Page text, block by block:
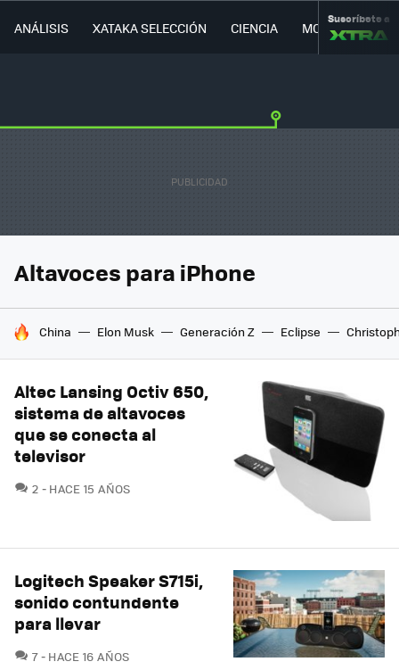
ANÁLISIS XATAKA SELECCIÓN CIENCIA MOVILIDAD
Suscríbete a
Altavoces para iPhone
HOY SE HABLA DE
China Elon Musk Generación Z Eclipse
Altec Lansing Octiv 650,
sistema de altavoces
que se conecta al
televisor
2 COMENTARIOS
HACE 15 AÑOS
Logitech Speaker S715i,
sonido contundente
para llevar
7COMENTARIOS
HACE 16 AÑOS